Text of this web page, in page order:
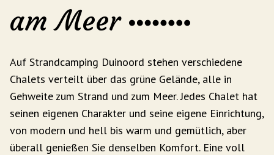
am Meer
Auf Strandcamping Duinoord stehen verschiedene
Chalets verteilt über das grüne Gelände, alle in
Gehweite zum Strand und zum Meer. Jedes Chalet hat
seinen eigenen Charakter und seine eigene Einrichtung,
von modern und hell bis warm und gemütlich, aber
überall genießen Sie denselben Komfort. Eine voll